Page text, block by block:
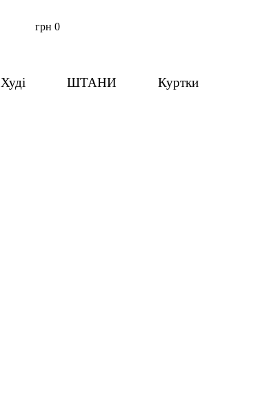
грн 0
Худі ШТАНИ Куртки